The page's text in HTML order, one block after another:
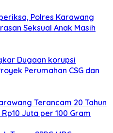
Polres Karawang
Seksual Anak Masih
Dugaan korupsi
Perumahan CSG dan
Terancam 20 Tahun
Juta per 100 Gram